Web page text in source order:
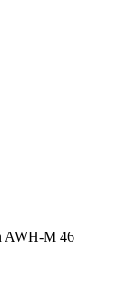
AWH-M 46